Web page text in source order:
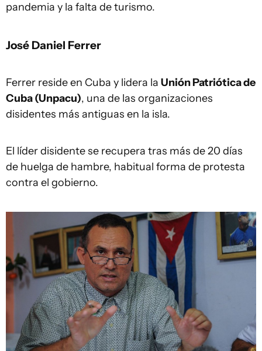
pandemia y la falta de turismo.
José Daniel Ferrer
Ferrer reside en Cuba y lidera la Unión Patriótica de
Cuba (Unpacu), una de las organizaciones
disidentes más antiguas en la isla.
El líder disidente se recupera tras más de 20 días
de huelga de hambre, habitual forma de protesta
contra el gobierno.